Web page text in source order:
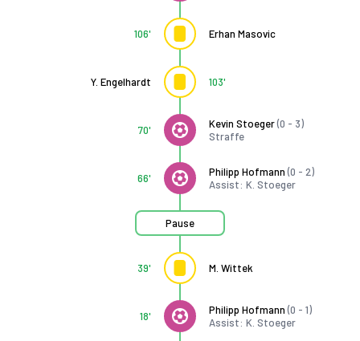
Erhan Masovic
106'
Y. Engelhardt 103'
Kevin Stoeger(0 - 3)
Straffe
70'
Philipp Hofmann (0 - 2)
Assist: K. Stoeger
66'
Pause
M. Wittek
39'
Philipp Hofmann (0 - 1)
Assist: K. Stoeger
18'